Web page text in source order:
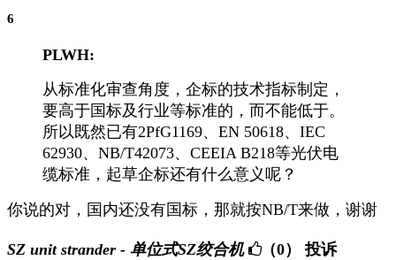
6
PLWH:
从标准化审查角度，企标的技术指标制定，
要高于国标及行业等标准的，而不能低于。
所以既然已有2PfG1169、EN 50618、IEC
62930、NB/T42073、CEEIA B218等光伏电
缆标准，起草企标还有什么意义呢？
你说的对，国内还没有国标，那就按NB/T来做，谢谢
SZ unit strander - 单位式SZ绞合机 （0） 投诉